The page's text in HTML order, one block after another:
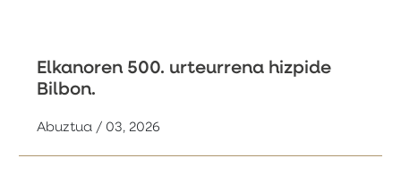
Elkanoren 500. urteurrena hizpide
Bilbon.
Abuztua / 03, 2026